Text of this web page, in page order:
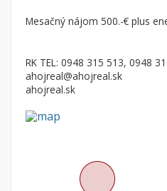
Uložiť vyhľadávanie
Zatvoriť
Mesačný nájom 500.-€ plus
RK TEL: 0948 315 513, 0948
ahojreal@ahojreal.sk
ahojreal.sk